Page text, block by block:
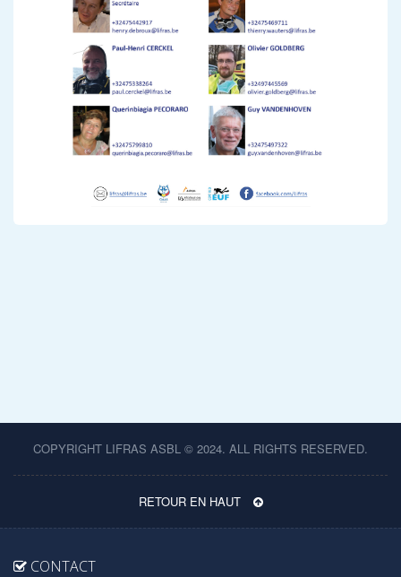
COPYRIGHT LIFRAS ASBL © 2024. ALL RIGHTS RESERVED.
RETOUR EN HAUT
CONTACT